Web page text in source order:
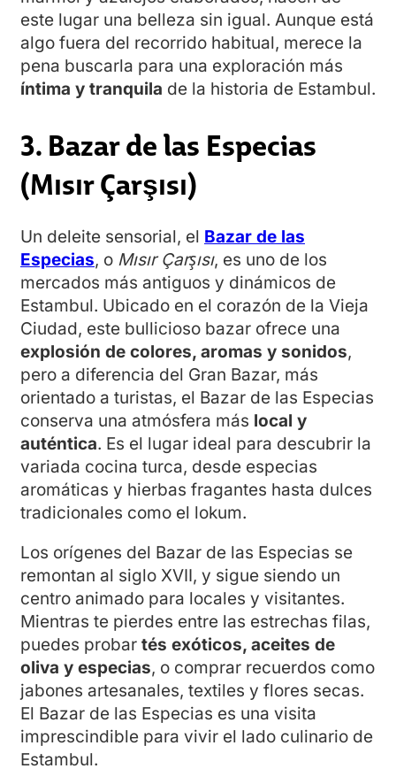
este lugar una belleza sin igual. Aunque está
algo fuera del recorrido habitual, merece la
pena buscarla para una exploración más
íntima y tranquila de la historia de Estambul.
3. Bazar de las Especias
(Mısır Çarşısı)
Un deleite sensorial, el Bazar de las
Especias, o Mısır Çarşısı, es uno de los
mercados más antiguos y dinámicos de
Estambul. Ubicado en el corazón de la Vieja
Ciudad, este bullicioso bazar ofrece una
explosión de colores, aromas y sonidos,
pero a diferencia del Gran Bazar, más
orientado a turistas, el Bazar de las Especias
conserva una atmósfera más local y
auténtica. Es el lugar ideal para descubrir la
variada cocina turca, desde especias
aromáticas y hierbas fragantes hasta dulces
tradicionales como el lokum.
Los orígenes del Bazar de las Especias se
remontan al siglo XVII, y sigue siendo un
centro animado para locales y visitantes.
Mientras te pierdes entre las estrechas filas,
puedes probar tés exóticos, aceites de
oliva y especias, o comprar recuerdos como
jabones artesanales, textiles y flores secas.
El Bazar de las Especias es una visita
imprescindible para vivir el lado culinario de
Estambul.